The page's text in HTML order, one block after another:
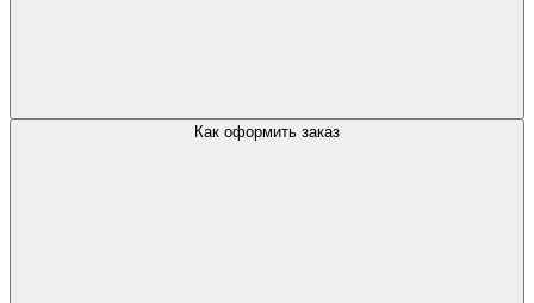
Как оформить заказ